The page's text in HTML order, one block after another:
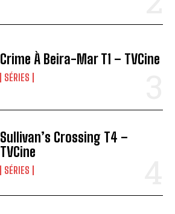
Crime À Beira-Mar T1 – TVCine
SÉRIES
Sullivan’s Crossing T4 –
TVCine
SÉRIES